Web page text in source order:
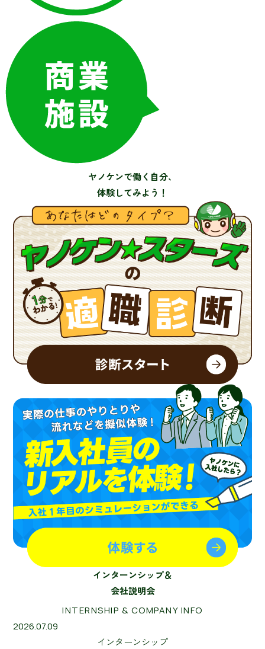
ヤノケンで働く自分、
体験してみよう！
インターンシップ＆
会社説明会
INTERNSHIP & COMPANY INFO
2026.07.09
インターンシップ